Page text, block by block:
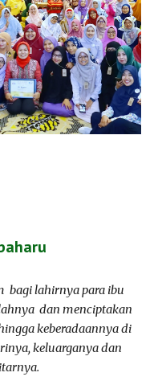
bagi lahirnya para ibu
dan menciptakan
keberadaannya di
keluarganya dan